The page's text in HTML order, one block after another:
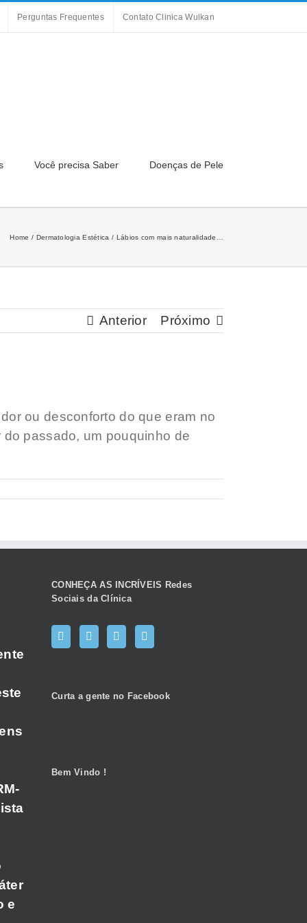
Perguntas Frequentes Contato Clinica Wulkan
Você precisa Saber Doenças de Pele
Home Dermatologia Estética Lábios com mais naturalidade…
Anterior Próximo
ou desconforto do que eram no
passado, um pouquinho de
e
CONHEÇA AS INCRÍVEIS Redes
Sociais da Clínica
Curta a gente no Facebook
Bem Vindo !